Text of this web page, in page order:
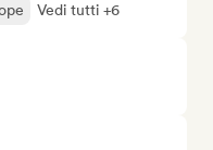
Vedi tutti +6